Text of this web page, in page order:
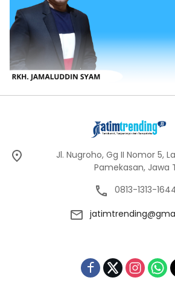
Jl. Nugroho, Gg II Nomor 5,
Pamekasan, Jawa
0813-1313-